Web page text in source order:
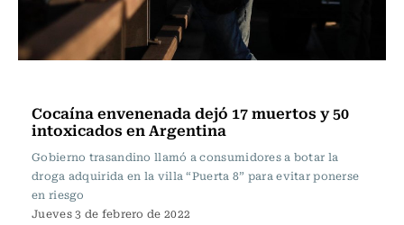
Cocaína envenenada dejó 17 muertos y 50
intoxicados en Argentina
Gobierno trasandino llamó a consumidores a botar la
droga adquirida en la villa “Puerta 8” para evitar ponerse
en riesgo
Jueves 3 de febrero de 2022